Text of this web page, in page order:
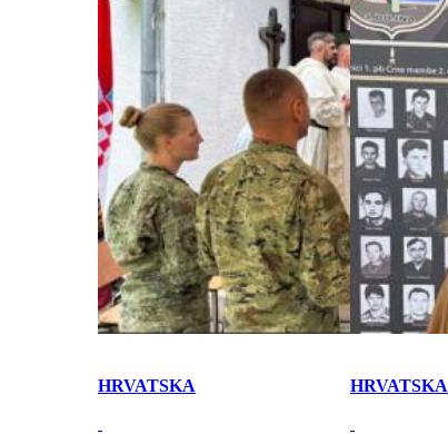
HRVATSKA HRVATSKA